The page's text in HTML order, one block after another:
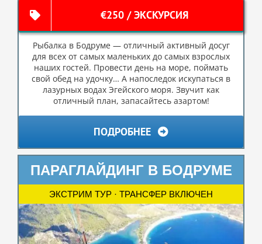
€250 / ЭКСКУРСИЯ
Рыбалка в Бодруме — отличный активный досуг
для всех от самых маленьких до самых взрослых
наших гостей. Провести день на море, поймать
свой обед на удочку… А напоследок искупаться в
лазурных водах Эгейского моря. Звучит как
отличный план, запасайтесь азартом!
ПОДРОБНЕЕ
ПАРАГЛАЙДИНГ В БОДРУМЕ
ЭКСТРИМ ТУР · ТРАНСФЕР ВКЛЮЧЕН